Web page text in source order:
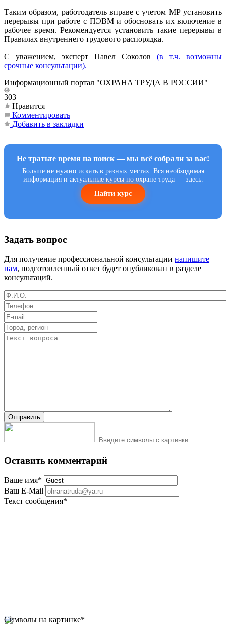
Таким образом, работодатель вправе с учетом МР установить
перерывы при работе с ПЭВМ и обосновать их включение в
рабочее время. Рекомендуется установить такие перерывы в
Правилах внутреннего трудового распорядка.
С уважением, эксперт Павел Соколов (в т.ч. возможны
срочные консультации).
Информационный портал "ОХРАНА ТРУДА В РОССИИ"
303
Нравится
Комментировать
Добавить в закладки
Не тратьте время на поиск — мы всё собрали за вас!
Больше не нужно искать в разных местах. Вся необходимая
информация и актуальные курсы по охране труда — здесь.
Найти курс
Задать вопрос
Для получение профессиональной консультации напишите
нам, подготовленный ответ будет опубликован в разделе
консультаций.
Оставить комментарий
Ваше имя*
Ваш E-Mail
Текст сообщения*
Символы на картинке*